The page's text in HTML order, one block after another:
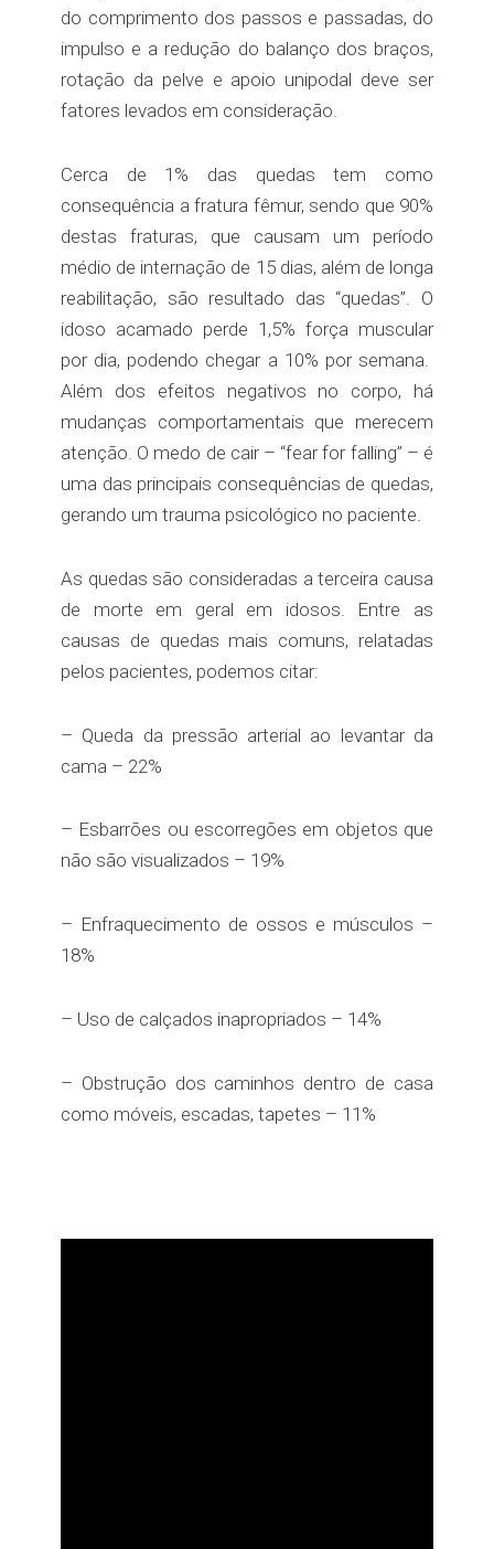
do comprimento dos passos e passadas, do
impulso e a redução do balanço dos braços,
rotação da pelve e apoio unipodal deve ser
fatores levados em consideração.
Cerca de 1% das quedas tem como
consequência a fratura fêmur, sendo que 90%
destas fraturas, que causam um período
médio de internação de 15 dias, além de longa
reabilitação, são resultado das “quedas”. O
idoso acamado perde 1,5% força muscular
por dia, podendo chegar a 10% por semana.
Além dos efeitos negativos no corpo, há
mudanças comportamentais que merecem
atenção. O medo de cair – “fear for falling” – é
uma das principais consequências de quedas,
gerando um trauma psicológico no paciente.
As quedas são consideradas a terceira causa
de morte em geral em idosos. Entre as
causas de quedas mais comuns, relatadas
pelos pacientes, podemos citar:
– Queda da pressão arterial ao levantar da
cama – 22%
– Esbarrões ou escorregões em objetos que
não são visualizados – 19%
– Enfraquecimento de ossos e músculos –
18%
– Uso de calçados inapropriados – 14%
– Obstrução dos caminhos dentro de casa
como móveis, escadas, tapetes – 11%